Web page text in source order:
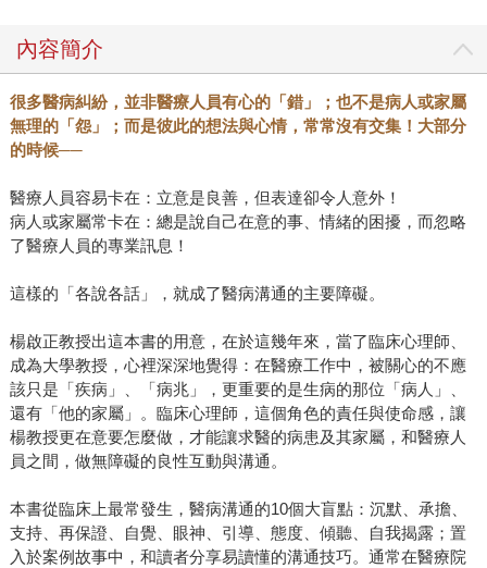
內容簡介
很多醫病糾紛，並非醫療人員有心的「錯」；也不是病人或家屬
無理的「怨」；而是彼此的想法與心情，常常沒有交集！大部分
的時候──
醫療人員容易卡在：立意是良善，但表達卻令人意外！
病人或家屬常卡在：總是說自己在意的事、情緒的困擾，而忽略
了醫療人員的專業訊息！
這樣的「各說各話」，就成了醫病溝通的主要障礙。
楊啟正教授出這本書的用意，在於這幾年來，當了臨床心理師、
成為大學教授，心裡深深地覺得：在醫療工作中，被關心的不應
該只是「疾病」、「病兆」，更重要的是生病的那位「病人」、
還有「他的家屬」。臨床心理師，這個角色的責任與使命感，讓
楊教授更在意要怎麼做，才能讓求醫的病患及其家屬，和醫療人
員之間，做無障礙的良性互動與溝通。
本書從臨床上最常發生，醫病溝通的10個大盲點：沉默、承擔、
支持、再保證、自覺、眼神、引導、態度、傾聽、自我揭露；置
入於案例故事中，和讀者分享易讀懂的溝通技巧。通常在醫療院